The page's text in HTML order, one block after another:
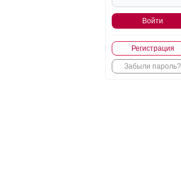
Регистрация
Забыли пароль?